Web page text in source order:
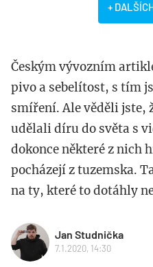
+
Českým vývozním
pivo a sebelítost, s tím
smíření. Ale věděli jste,
udělali díru do světa s
dokonce některé z nich
pocházejí z tuzemska.
na ty, které to dotáhly
Jan Studnička
7.1.2020, 14:30